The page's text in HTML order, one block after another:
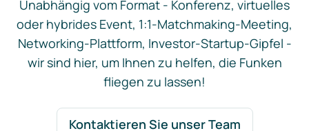
Unabhängig vom Format - Konferenz, virtuelles
oder hybrides Event, 1:1-Matchmaking-Meeting,
Networking-Plattform, Investor-Startup-Gipfel -
wir sind hier, um Ihnen zu helfen, die Funken
fliegen zu lassen!
Kontaktieren Sie unser Team